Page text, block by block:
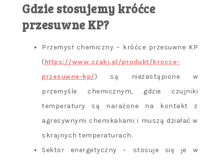
Gdzie stosujemy króćce
przesuwne KP?
Przemysł chemiczny – króćce przesuwne KP
(https://www.czaki.pl/produkt/krocce-
przesuwne-kp/) są niezastąpione w
przemyśle chemicznym, gdzie czujniki
temperatury są narażone na kontakt z
agresywnymi chemikaliami i muszą działać w
skrajnych temperaturach.
Sektor energetyczny – stosuje się je w